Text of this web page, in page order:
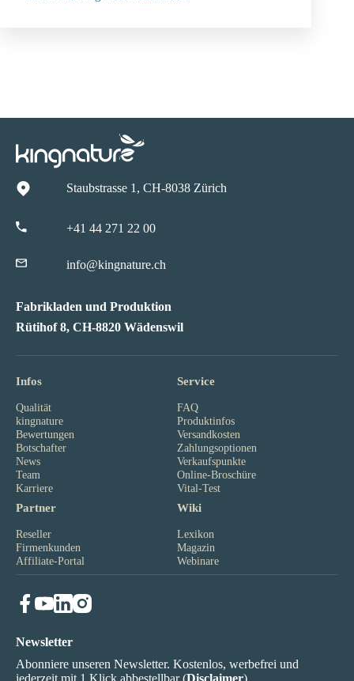
Staubstrasse 1, CH-8038 Zürich
+41 44 271 22 00
info@kingnature.ch
Fabrikladen und Produktion
Rütihof 8, CH-8820 Wädenswil
Infos
Qualität
kingnature
Bewertungen
Botschafter
News
Team
Karriere
Service
FAQ
Produktinfos
Versandkosten
Zahlungsoptionen
Verkaufspunkte
Online-Broschüre
Vital-Test
Partner
Reseller
Firmenkunden
Affiliate-Portal
Wiki
Lexikon
Magazin
Webinare
Newsletter
Abonniere unseren Newsletter. Kostenlos, werbefrei und
jederzeit mit 1 Klick abbestellbar (Disclaimer).